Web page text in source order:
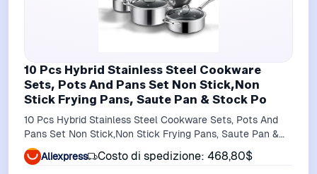
10 Pcs Hybrid Stainless Steel Cookware
Sets, Pots And Pans Set Non Stick,Non
Stick Frying Pans, Saute Pan & Stock Po
10 Pcs Hybrid Stainless Steel Cookware Sets, Pots And
Pans Set Non Stick,Non Stick Frying Pans, Saute Pan &
Stock Po
Aliexpress Costo di spedizione: 468,80$